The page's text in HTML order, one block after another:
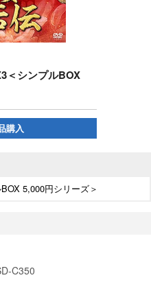
＜シンプルBOX
購入
5,000円シリーズ＞
C350